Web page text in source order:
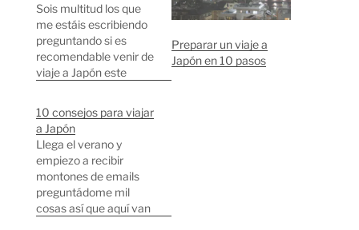
Sois multitud los que
me estáis escribiendo
preguntando si es
recomendable venir de
viaje a Japón este
lo ocurrido el 11 de
Marzo. Mi respuesta en
una frase: "No hay
ninguna razón por la
que preocuparse,
todas las zonas de
interés turístico han…
Preparar un viaje a
Japón en 10 pasos
10 consejos para viajar
a Japón
Llega el verano y
empiezo a recibir
montones de emails
preguntádome mil
cosas así que aquí van